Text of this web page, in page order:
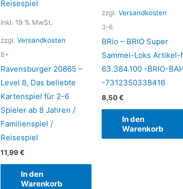
inkl. 19 % MwSt.
zzgl. Versandkosten
8+
Ravensburger 20865 –
Level 8, Das beliebte
Kartenspiel für 2-6
Spieler ab 8 Jahren /
Familienspiel /
Reisespiel
11,99€
In den
Warenkorb
zzgl.Versandkosten
3-6
BRio – BRIO Super
Sammel-Loks Artikel-
63.384.100 -BRIO-
-7312350338416
8,50€
In den
Warenkorb